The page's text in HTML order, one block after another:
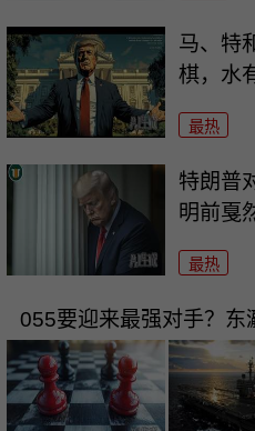
马、特
棋，水
最热
特朗普
明前戛
最热
055要迎来最强对手？东